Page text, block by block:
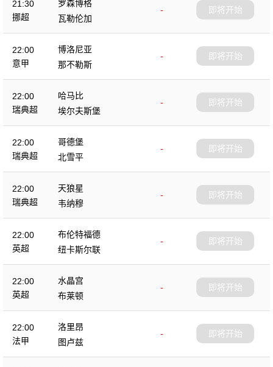
21:30
挪超
罗森博格
-
瓦勒伦加
即将开始
22:00
意甲
博洛尼亚
-
那不勒斯
即将开始
22:00
瑞典超
哈马比
-
埃尔夫斯堡
即将开始
22:00
瑞典超
哥德堡
-
北雪平
即将开始
22:00
瑞典超
天狼星
-
韦纳穆
即将开始
22:00
英超
布伦特福德
-
纽卡斯尔联
即将开始
22:00
英超
水晶宫
-
布莱顿
即将开始
22:00
法甲
洛里昂
-
图卢兹
即将开始